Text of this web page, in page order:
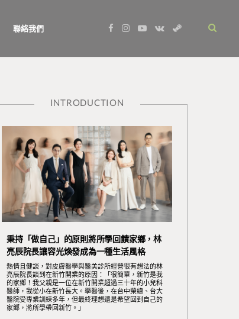
聯絡我們
I
Y
V
S
INTRODUCTION
秉持「做自己」的原則將所學回饋家鄉，林
亮辰院長讓容光煥發成為一種生活風格
熱情且健談，對皮膚醫學與醫美診所經營很有想法的林
亮辰院長談到在新竹開業的原因：「很簡單，新竹是我
的家鄉！我父親是一位在新竹開業超過三十年的小兒科
醫師，我從小在新竹長大。學醫後，在台中榮總、台大
醫院受專業訓練多年，但最終理想還是希望回到自己的
家鄉，將所學帶回新竹。」